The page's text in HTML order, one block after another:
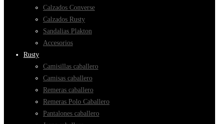
Calzados Converse
Calzados Rusty
Sandalias Plakton
Accesorios
Rusty
Camisillas caballero
Camisas caballero
Remeras caballero
Remeras Polo Caballero
Pantalones caballero